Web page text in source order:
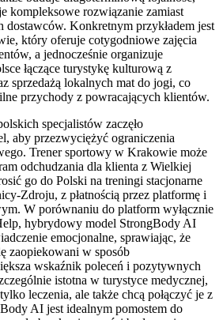
kompleksowe rozwiązanie zamiast
dostawców. Konkretnym przykładem jest
który oferuje cotygodniowe zajęcia
a jednocześnie organizuje
łączące turystykę kulturową z
sprzedażą lokalnych mat do jogi, co
przychody z powracających klientów.
specjalistów zaczęło
aby przezwyciężyć ograniczenia
Trener sportowy w Krakowie może
odchudzania dla klienta z Wielkiej
go do Polski na treningi stacjonarne
Zdroju, z płatnością przez platformę i
W porównaniu do platform wyłącznie
hybrydowy model StrongBody AI
emocjonalne, sprawiając, że
zaopiekowani w sposób
wskaźnik poleceń i pozytywnych
istotna w turystyce medycznej,
leczenia, ale także chcą połączyć je z
AI jest idealnym pomostem do